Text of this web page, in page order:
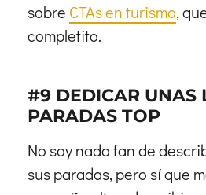
sobre CTAs en turismo,
completito.
#9 DEDICAR UNAS
PARADAS TOP
No soy nada fan de
sus paradas, pero sí que